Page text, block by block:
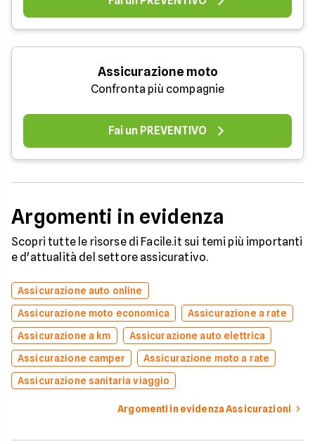
Assicurazione moto
Confronta più compagnie
Fai un PREVENTIVO
Argomenti in evidenza
Scopri tutte le risorse di Facile.it sui temi più importanti
e d'attualità del settore assicurativo.
Assicurazione auto online
Assicurazione moto economica
Assicurazione a rate
Assicurazione a km
Assicurazione auto elettrica
Assicurazione camper
Assicurazione moto a rate
Assicurazione sanitaria viaggio
Argomenti in evidenza Assicurazioni